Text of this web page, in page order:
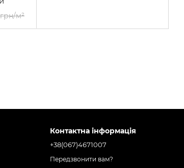
м²
Контактна інформація
+38(067)4671007
Передзвонити вам?